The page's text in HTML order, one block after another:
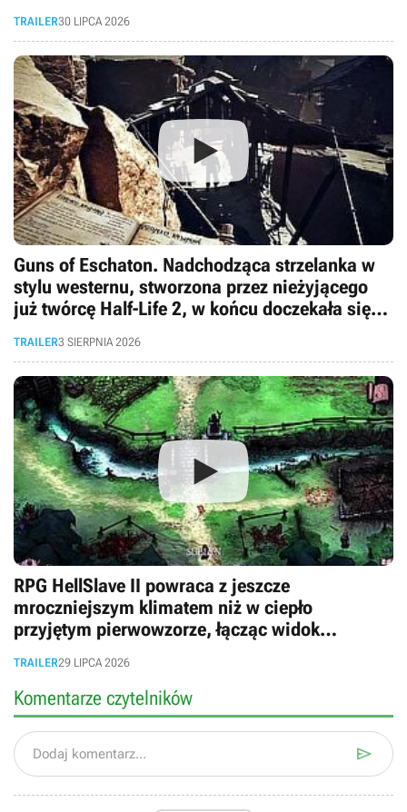
TRAILER30 LIPCA 2026
Guns of Eschaton. Nadchodząca strzelanka w
stylu westernu, stworzona przez nieżyjącego
już twórcę Half-Life 2, w końcu doczekała się
TRAILER3 SIERPNIA 2026
RPG HellSlave II powraca z jeszcze
mroczniejszym klimatem niż w ciepło
przyjętym pierwowzorze, łącząc widok
TRAILER29 LIPCA 2026
Komentarze czytelników
Dodaj komentarz... 